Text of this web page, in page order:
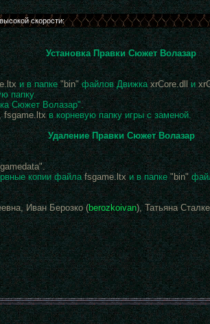
Установка Правки Сюжет Волазар
и в папке"bin"файлов ДвижкаxrCore.dllи
папку.
Сюжет Волазар".
fsgame.ltxв корневую папку игры с заменой.
Удаление Правки Сюжет Волазар
копии файлаfsgame.ltxи в папке"bin"
Иван Берозко (berozkoivan), Татьяна